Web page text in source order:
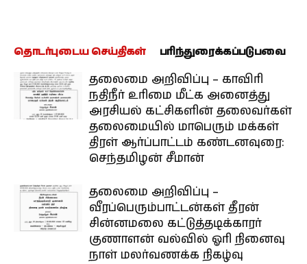
தொடர்புடைய செய்திகள் பரிந்துரைக்கப்படுபவை
தலைமை அறிவிப்பு – காவிரி
நதிநீர் உரிமை மீட்க அனைத்து
அரசியல் கட்சிகளின் தலைவர்கள்
தலைமையில் மாபெரும் மக்கள்
திரள் ஆர்ப்பாட்டம் கண்டனவுரை:
செந்தமிழன் சீமான்
தலைமை அறிவிப்பு –
வீரப்பெரும்பாட்டன்கள் தீரன்
சின்னமலை கட்டுத்தடிக்காரர்
குணாளன் வல்வில் ஓரி நினைவு
நாள் மலர்வணக்க நிகழ்வு